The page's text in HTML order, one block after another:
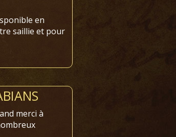
en
saillie et pour
merci à